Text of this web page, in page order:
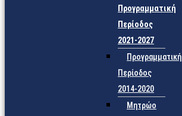
Προγραμματική
Περίοδος
2021-2027
Προγραμματική
Περίοδος
2014-2020
Μητρώο